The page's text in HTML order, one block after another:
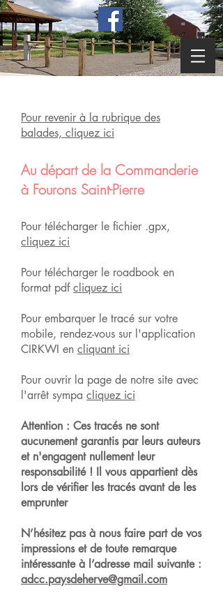
Pour revenir à la rubrique des
balades, cliquez ici
Au départ de la Commanderie
à Fourons Saint-Pierre
Pour télécharger le fichier .gpx,
cliquez ici
Pour télécharger le roadbook en
format pdfcliquez ici
Pour embarquer le tracé sur votre
mobile, rendez-vous sur l'application
CIRKWI en cliquant ici
Pour ouvrir la page de notre site avec
l'arrêt sympa cliquez ici
Attention : Ces tracés ne sont
aucunement garantis par leurs auteurs
et n'engagent nullement leur
responsabilité ! Il vous appartient dès
lors de vérifier les tracés avant de les
emprunter
N’hésitez pas à nous faire part de vos
impressions et de toute remarque
intéressante à l’adresse mail suivante :
adcc.paysdeherve@gmail.com